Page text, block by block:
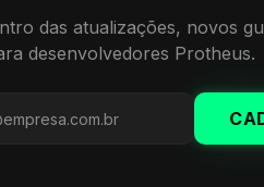
das atualizações, novos
desenvolvedores Protheus.